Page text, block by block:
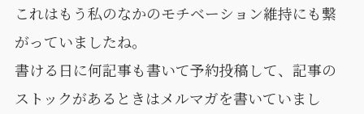
これはもう私のなかのモチベーション維持にも繋
がっていましたね。
書ける日に何記事も書いて予約投稿して、記事の
ストックがあるときはメルマガを書いていまし